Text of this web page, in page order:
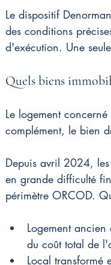
Le dispositif
des conditions
d'exécution. Une
Quels biens
Le logement
complément, le bien
Depuis avril 2024,
en grande difficulté
périmètre ORCOD.
Logement
du coût total de
Local transformé